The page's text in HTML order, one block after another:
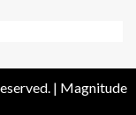
| Magnitude